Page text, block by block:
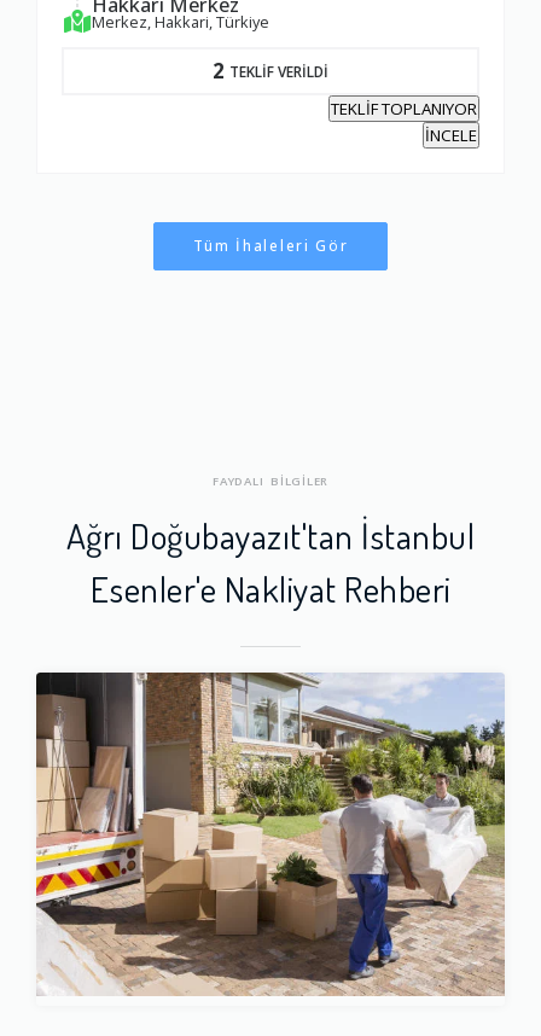
Merkez, Hakkari, Türkiye
2 TEKLİF VERİLDİ
TEKLİF TOPLANIYOR
İNCELE
Tüm İhaleleri Gör
FAYDALI BİLGİLER
Ağrı Doğubayazıt'tan İstanbul
Esenler'e Nakliyat Rehberi